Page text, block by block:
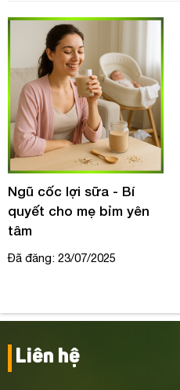
Ngũ cốc lợi sữa - Bí
quyết cho mẹ bỉm yên
tâm
Đã đăng: 23/07/2025
Liên hệ